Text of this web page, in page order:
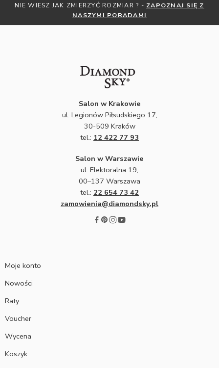
NIE WIESZ JAK ZMIERZYĆ ROZMIAR ? - ZAPOZNAJ SIĘ Z
NASZYMI PORADAMI
Salon w Krakowie
ul. Legionów Piłsudskiego 17,
30-509 Kraków
tel.: 12 422 77 93
Salon w Warszawie
ul. Elektoralna 19,
00–137 Warszawa
tel.: 22 654 73 42
zamowienia@diamondsky.pl
Moje konto
Nowości
Raty
Voucher
Wycena
Koszyk